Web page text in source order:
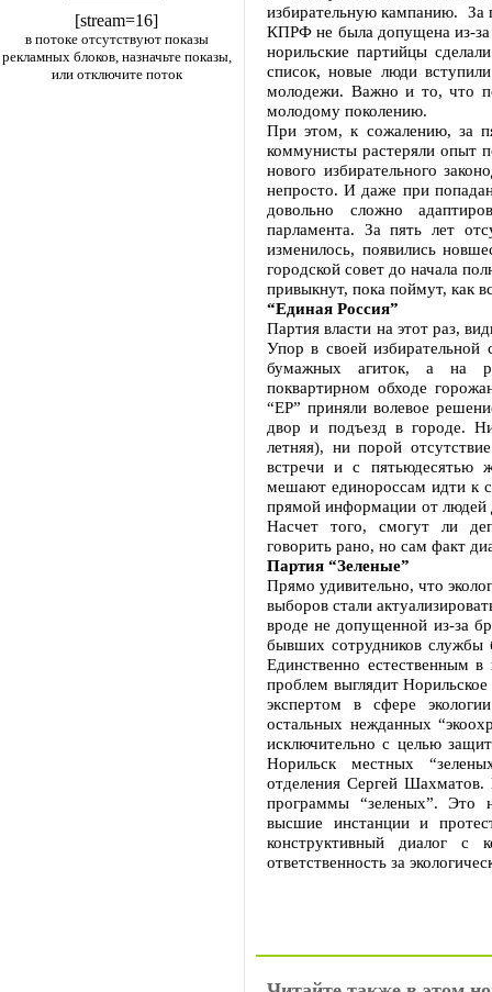
[stream=16]
в потоке отсутствуют показы
рекламных блоков, назначьте показы,
или отключите поток
избирательную кампанию. За
КПРФ не была допущена из-за
норильские партийцы
список, новые люди
молодежи. Важно и то, что
молодому поколению.
При этом, к сожалению, за
коммунисты растеряли опыт
нового избирательного
непросто. И даже при
довольно сложно
парламента. За пять лет
изменилось, появились
городской совет до начала
привыкнут, пока поймут, как
“Единая Россия”
Партия власти на этот раз,
Упор в своей
бумажных агиток, а на
поквартирном обходе
“ЕР” приняли волевое
двор и подъезд в городе.
летняя), ни порой
встречи и с пятьюдесятью
мешают единороссам идти к
прямой информации от людей
Насчет того, смогут ли
говорить рано, но сам факт
Партия “Зеленые”
Прямо удивительно, что
выборов стали
вроде не допущенной из-за
бывших сотрудников службы
Единственно естественным
проблем выглядит Норильское
экспертом в сфере
остальных нежданных
исключительно с целью
Норильск местных
отделения Сергей
программы “зеленых”. Это
высшие инстанции и
конструктивный диалог с
ответственность за